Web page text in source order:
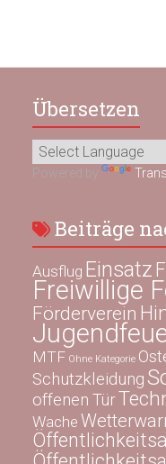
Übersetzen
Powered by
Beiträge
Ausflug Einsatz
Freiwillige
Förderverein
MTF Ohne Kategorie
Schutzkleidung
offenen Tür
Wache